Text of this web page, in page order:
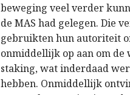
beweging veel verder
de MAS had gelegen. Die
gebruikten hun autoriteit
onmiddellijk op aan om de
staking, wat inderdaad
hebben. Onmiddellijk